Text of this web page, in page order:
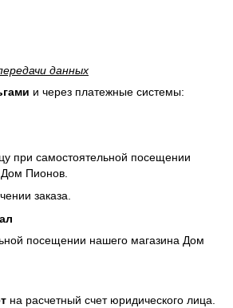
данных
и через платежные системы:
при самостоятельной посещении
Пионов.
заказа.
посещении нашего магазина Дом
на расчетный счет юридического лица.